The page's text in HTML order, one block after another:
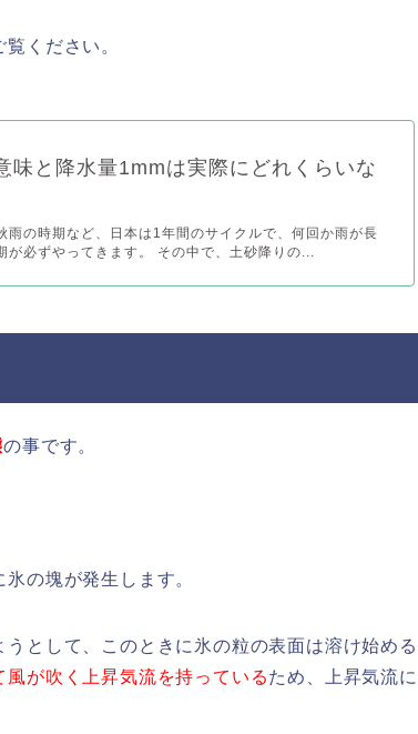
ください。
味と降水量1mmは実際にどれくらいな
雨の時期など、日本は1年間のサイクルで、何回か雨が長
が必ずやってきます。 その中で、土砂降りの...
の事です。
の塊が発生します。
として、このときに氷の粒の表面は溶け始める
が吹く上昇気流を持っているため、上昇気流に